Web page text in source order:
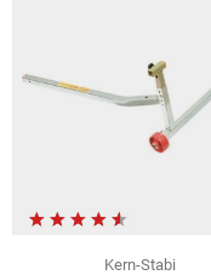
Kern-Stabi